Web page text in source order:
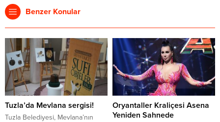
Benzer Konular
Tuzla’da Mevlana sergisi!
Tuzla Belediyesi, Mevlana’nın
Oryantaller Kraliçesi Asena
Yeniden Sahnede